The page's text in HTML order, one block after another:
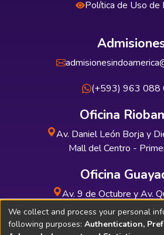
Política de Uso de
(+593) 963 088
Oficina
Av. Daniel León Borja y
Mall del Centro -
Oficina
Av. 9 de Octubre y Av.
INDUAUTO -
We collect and process your personal
following purposes: Authentication,